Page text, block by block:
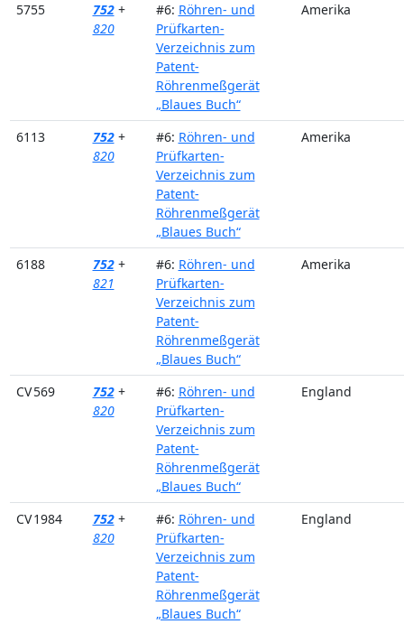
5755 752 +
820
#6: Röhren- und
Prüfkarten-
Verzeichnis zum
Patent-
Röhrenmeßgerät
„Blaues Buch“
Amerika
6113 752 +
820
#6: Röhren- und
Prüfkarten-
Verzeichnis zum
Patent-
Röhrenmeßgerät
„Blaues Buch“
Amerika
6188 752 +
821
#6: Röhren- und
Prüfkarten-
Verzeichnis zum
Patent-
Röhrenmeßgerät
„Blaues Buch“
Amerika
CV 569 752 +
820
#6: Röhren- und
Prüfkarten-
Verzeichnis zum
Patent-
Röhrenmeßgerät
„Blaues Buch“
England
CV 1984 752 +
820
#6: Röhren- und
Prüfkarten-
Verzeichnis zum
Patent-
Röhrenmeßgerät
„Blaues Buch“
England